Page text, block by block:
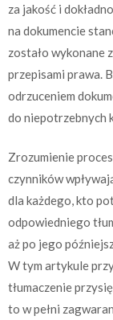
za jakość i
na dokumencie
zostało wykonane
przepisami prawa.
odrzuceniem
do niepotrzebnych
Zrozumienie
czynników
dla każdego, kto
odpowiedniego
aż po jego
W tym artykule
tłumaczenie
to w pełni